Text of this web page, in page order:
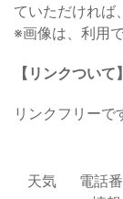
ていただければ
※画像は、利用
【リンクついて】
リンクフリーで
天気 電話